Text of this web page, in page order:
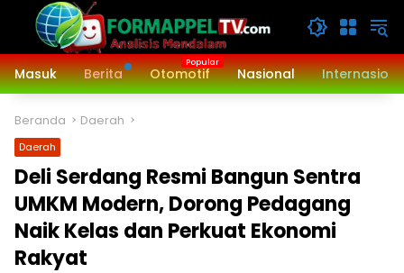
Langsung
konten
Masuk
Berita Otomotif Nasional
Beranda Daerah
Daerah
Deli Serdang Resmi Bangun Sentra
UMKM Modern, Dorong Pedagang
Naik Kelas dan Perkuat Ekonomi
Rakyat